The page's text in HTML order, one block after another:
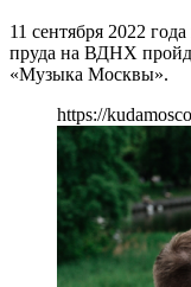
11 сентября 2022
пруда на ВДНХ
«Музыка Москвы».
https://